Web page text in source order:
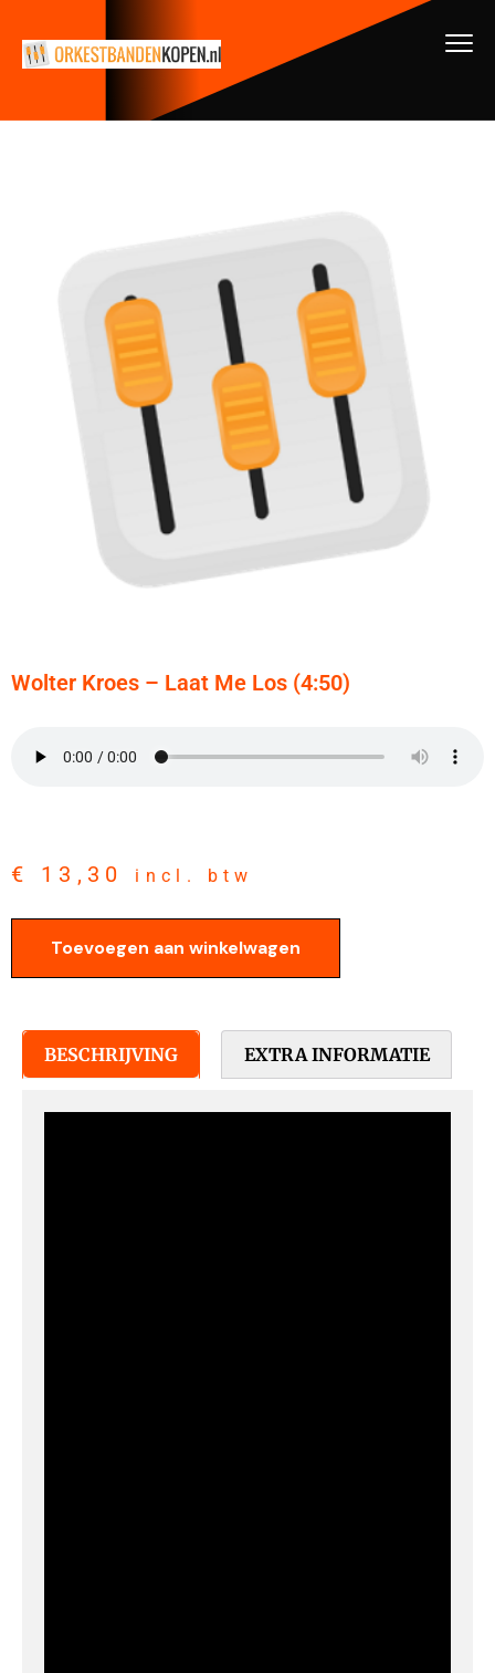
Wolter Kroes – Laat Me Los (4:50)
€ 13,30 incl. btw
Toevoegen aan winkelwagen
BESCHRIJVING EXTRA INFORMATIE